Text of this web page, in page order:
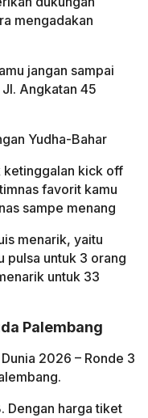
mengadakan
jangan sampai
Angkatan 45
Yudha-Bahar
ketinggalan kick off
favorit kamu
sampe menang
menarik, yaitu
pulsa untuk 3 orang
untuk 33
Palembang
2026 – Ronde 3
Dengan harga tiket